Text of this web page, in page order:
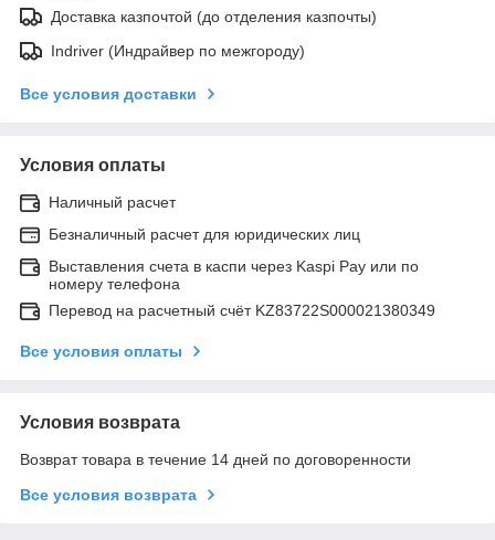
Доставка казпочтой (до отделения казпочты)
Indriver (Индрайвер по межгороду)
Все условия доставки
Условия оплаты
Наличный расчет
Безналичный расчет для юридических лиц
Выставления счета в каспи через Kaspi Pay или по
номеру телефона
Перевод на расчетный счёт KZ83722S000021380349
Все условия оплаты
Условия возврата
Возврат товара в течение 14 дней по договоренности
Все условия возврата